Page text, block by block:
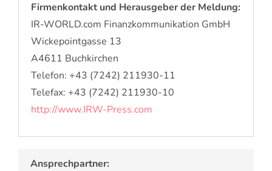
Firmenkontakt und Herausgeber der Meldung:
IR-WORLD.com Finanzkommunikation GmbH
Wickepointgasse 13
A4611 Buchkirchen
Telefon: +43 (7242) 211930-11
Telefax: +43 (7242) 211930-10
http://www.IRW-Press.com
Ansprechpartner: